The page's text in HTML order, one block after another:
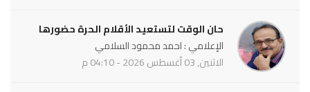
حان الوقت لتستعيد الأقلام الحرة حضورها
الإعلامي : احمد محمود السلامي
الاثنين, 03 أغسطس 2026 - 04:10 م